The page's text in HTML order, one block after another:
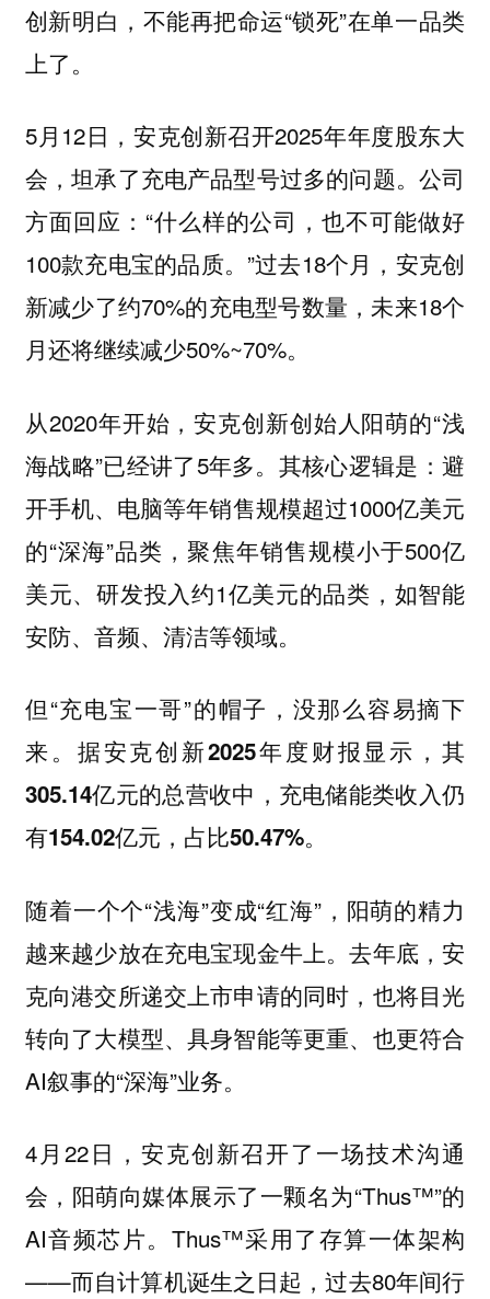
创新明白，不能再把命运“锁死”在单一品类
上了。
5月12日，安克创新召开2025年年度股东大
会，坦承了充电产品型号过多的问题。公司
方面回应：“什么样的公司，也不可能做好
100款充电宝的品质。”过去18个月，安克创
新减少了约70%的充电型号数量，未来18个
月还将继续减少50%~70%。
从2020年开始，安克创新创始人阳萌的“浅
海战略”已经讲了5年多。其核心逻辑是：避
开手机、电脑等年销售规模超过1000亿美元
的“深海”品类，聚焦年销售规模小于500亿
美元、研发投入约1亿美元的品类，如智能
安防、音频、清洁等领域。
但“充电宝一哥”的帽子，没那么容易摘下
来。 据安克创新2025年度财报显示，其
305.14亿元的总营收中，充电储能类收入仍
有154.02亿元，占比50.47%。
随着一个个“浅海”变成“红海”，阳萌的精力
越来越少放在充电宝现金牛上。去年底，安
克向港交所递交上市申请的同时，也将目光
转向了大模型、具身智能等更重、也更符合
AI叙事的“深海”业务。
4月22日，安克创新召开了一场技术沟通
会，阳萌向媒体展示了一颗名为“Thus™”的
AI音频芯片。Thus™采用了存算一体架构
——而自计算机诞生之日起，过去80年间行